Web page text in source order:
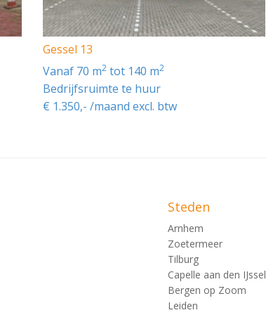
waardoor er in totaal plaats is voor het
gewapende betonvloer is een werkvloer
Gessel 13
vanaf 70 m2tot 140 m2
Bedrijfsruimte te huur
€ 1.350,- /maand excl. btw
Steden
Arnhem
Zoetermeer
Tilburg
Capelle aan den IJssel
Bergen op Zoom
Leiden